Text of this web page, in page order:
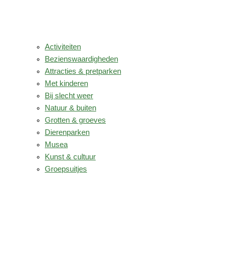
Activiteiten
Bezienswaardigheden
Attracties & pretparken
Met kinderen
Bij slecht weer
Natuur & buiten
Grotten & groeves
Dierenparken
Musea
Kunst & cultuur
Groepsuitjes